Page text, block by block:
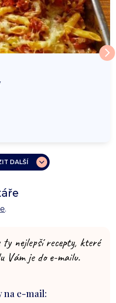
DALŠÍ
.
ty nejlepší recepty, které
Vám je do e-mailu.
na e-mail: